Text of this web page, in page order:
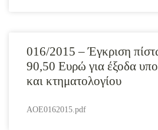
016/2015 – Έγκριση
90,50 Ευρώ για έξοδα
και κτηματολογίου
AOE0162015.pdf